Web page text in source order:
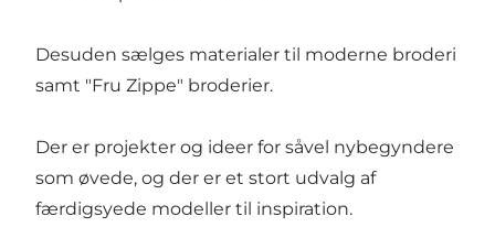
Desuden sælges materialer til moderne broderi
samt "Fru Zippe" broderier.
Der er projekter og ideer for såvel nybegyndere
som øvede, og der er et stort udvalg af
færdigsyede modeller til inspiration.